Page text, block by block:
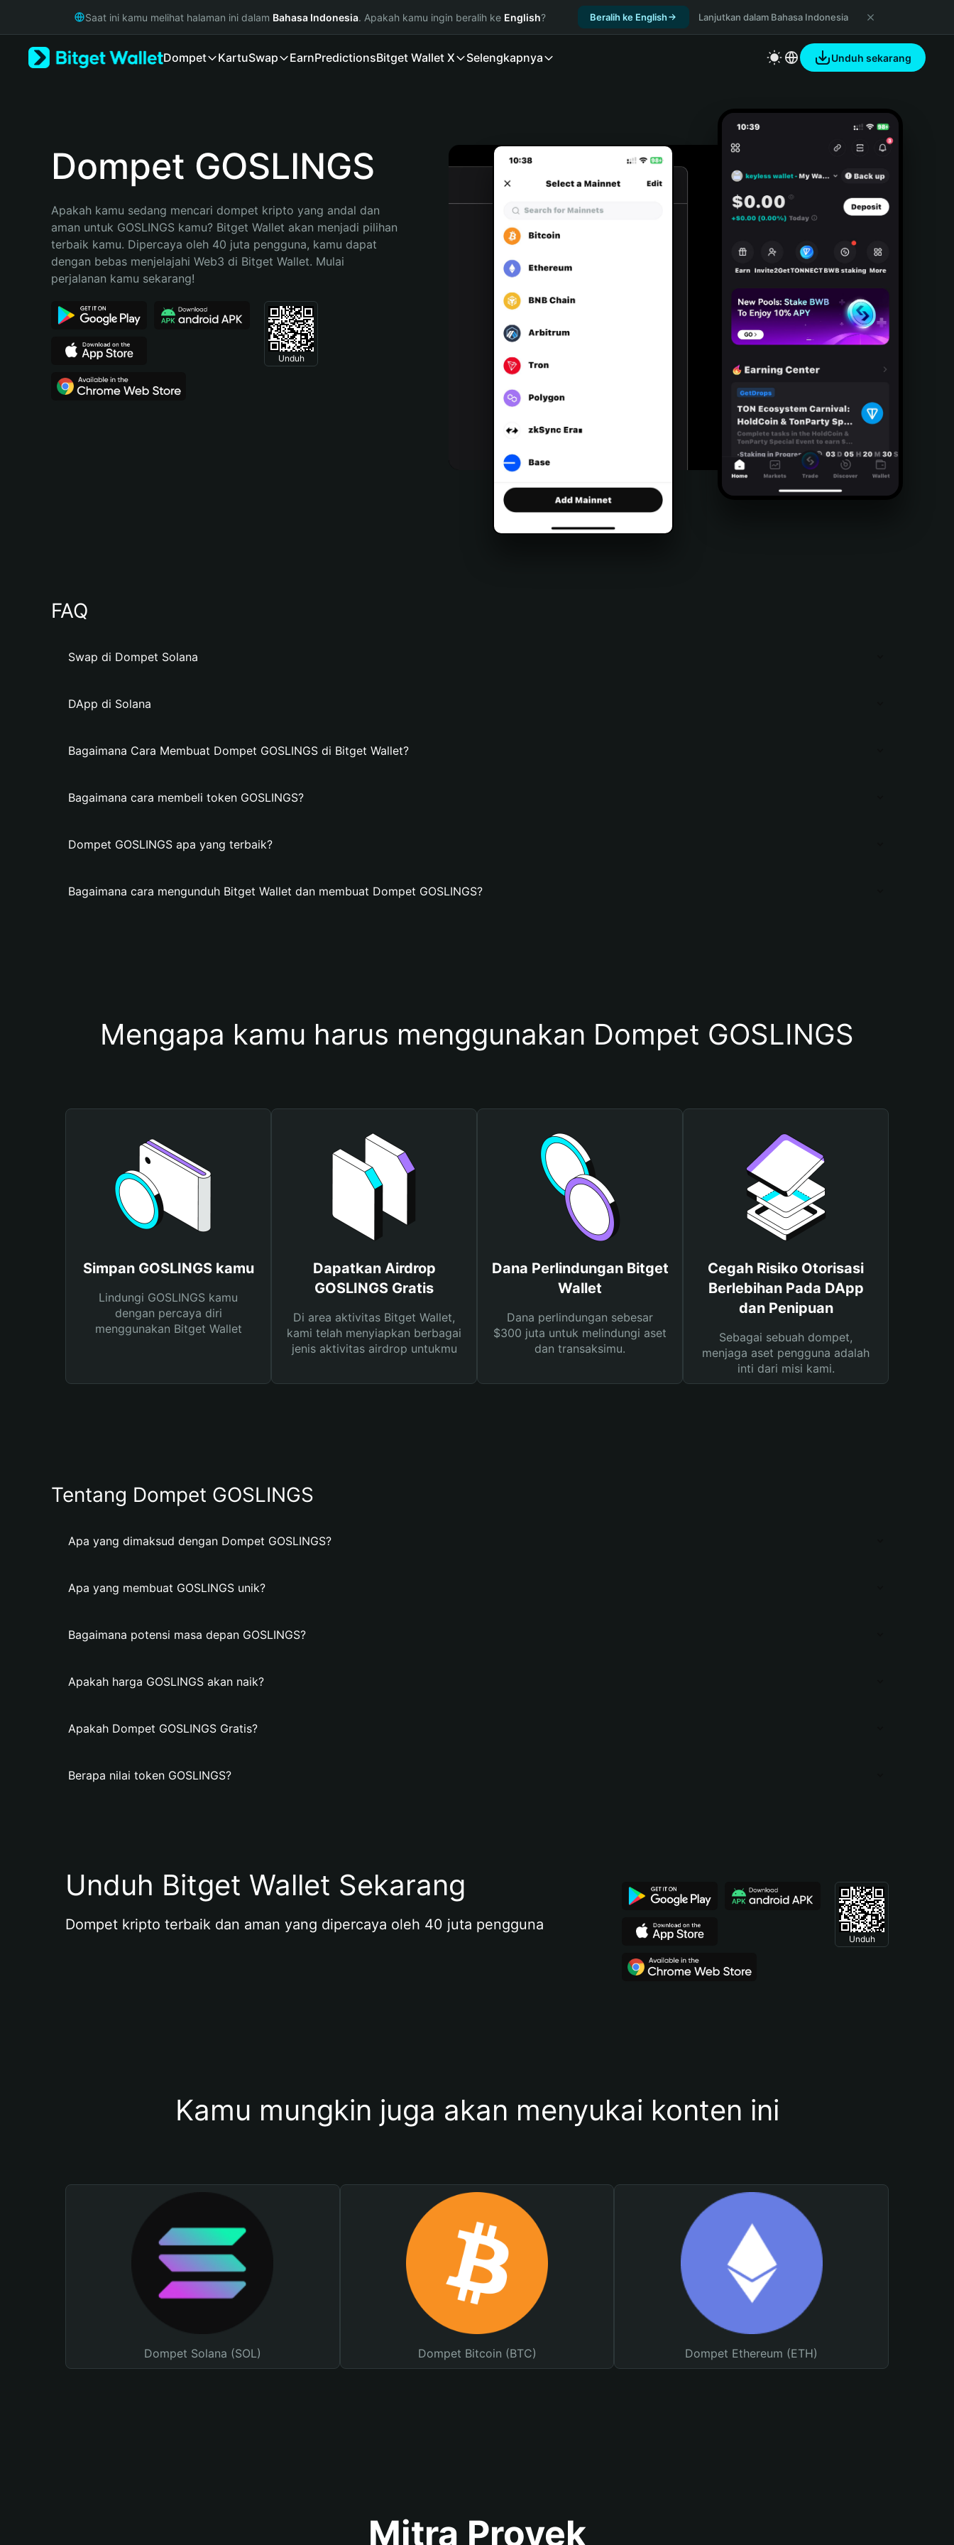
Русский
Bahasa Indonesia
Español (Argentina)
Saat ini kamu melihat halaman ini dalam Bahasa Indonesia. Apakah kamu ingin beralih ke English? Beralih ke English Lanjutkan dalam Bahasa Indonesia
Dompet KartuSwap EarnPredictionsBitget Wallet X Selengkapnya Unduh sekarang
Dompet GOSLINGS
Apakah kamu sedang mencari dompet kripto yang andal dan
aman untuk GOSLINGS kamu? Bitget Wallet akan menjadi pilihan
terbaik kamu. Dipercaya oleh 40 juta pengguna, kamu dapat
dengan bebas menjelajahi Web3 di Bitget Wallet. Mulai
perjalanan kamu sekarang!
Unduh
FAQ
Swap di Dompet Solana
DApp di Solana
Bagaimana Cara Membuat Dompet GOSLINGS di Bitget Wallet?
Bagaimana cara membeli token GOSLINGS?
Dompet GOSLINGS apa yang terbaik?
Bagaimana cara mengunduh Bitget Wallet dan membuat Dompet GOSLINGS?
Mengapa kamu harus menggunakan Dompet GOSLINGS
Simpan GOSLINGS kamu
Lindungi GOSLINGS kamu
dengan percaya diri
menggunakan Bitget Wallet
Dapatkan Airdrop
GOSLINGS Gratis
Di area aktivitas Bitget Wallet,
kami telah menyiapkan berbagai
jenis aktivitas airdrop untukmu
Dana Perlindungan Bitget
Wallet
Dana perlindungan sebesar
$300 juta untuk melindungi aset
dan transaksimu.
Cegah Risiko Otorisasi
Berlebihan Pada DApp
dan Penipuan
Sebagai sebuah dompet,
menjaga aset pengguna adalah
inti dari misi kami.
Tentang Dompet GOSLINGS
Apa yang dimaksud dengan Dompet GOSLINGS?
Apa yang membuat GOSLINGS unik?
Bagaimana potensi masa depan GOSLINGS?
Apakah harga GOSLINGS akan naik?
Apakah Dompet GOSLINGS Gratis?
Berapa nilai token GOSLINGS?
Unduh Bitget Wallet Sekarang
Dompet kripto terbaik dan aman yang dipercaya oleh 40 juta pengguna
Unduh
Kamu mungkin juga akan menyukai konten ini
Dompet Solana (SOL) Dompet Bitcoin (BTC) Dompet Ethereum (ETH)
Mitra Proyek